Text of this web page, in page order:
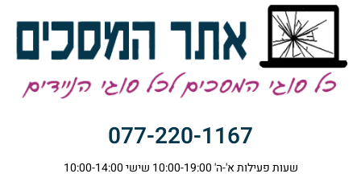
077-220-1167
שעות פעילות א'-ה' 10:00-19:00 שישי 10:00-14:00